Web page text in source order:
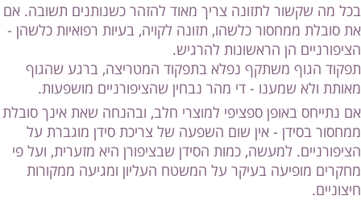
בכל מה שקשור לתזונה צריך מאוד להזהר כשנותנים תשובה. אם
את סובלת ממחסור כלשהו, תזונה לקויה, בעיות רפואיות כלשהן -
הציפורניים הן הראשונות להרגיש.
תפקוד הגוף משתקף נפלא בתפקוד המטריצה, ברגע שהגוף
מאותת ולא שמענו - די מהר נבחין שהציפורניים מושפעות.
אם נתייחס באופן ספציפי למוצרי חלב, ובהנחה שאת אינך סובלת
ממחסור בסידן - אין שום השפעה של צריכת סידן מוגברת על
הציפורניים. למעשה, כמות הסידן שבציפורן היא מזערית, ועל פי
מחקרים מופיעה בעיקר על המשטח העליון ומגיעה ממקורות
חיצוניים.